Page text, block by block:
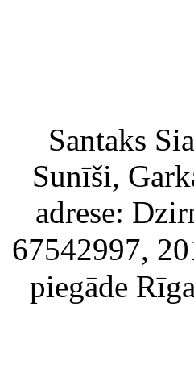
Santaks Sia.
Sunīši,
adrese:
67542997,
piegāde